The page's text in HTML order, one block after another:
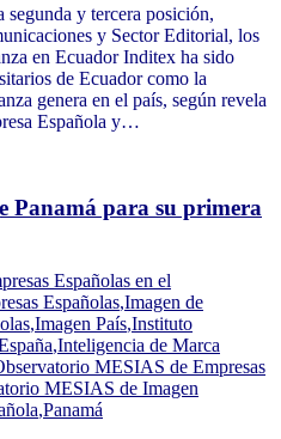
y tercera posición,
y Sector Editorial, los
en Ecuador Inditex ha sido
de Ecuador como la
genera en el país, según revela
Española y…
Panamá para su primera
Españolas en el
Españolas,Imagen de
,Imagen País,Instituto
,Inteligencia de Marca
MESIAS de Empresas
MESIAS de Imagen
,Panamá